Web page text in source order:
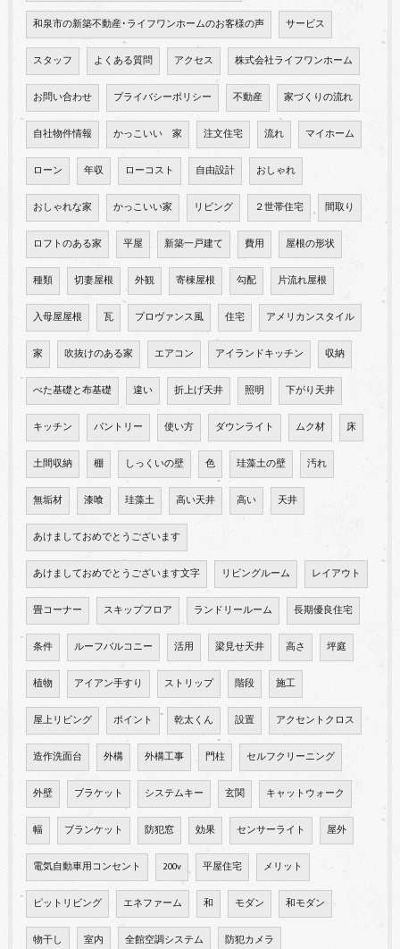
和泉市の新築不動産･ライフワンホームのお客様の声 サービス
スタッフ よくある質問 アクセス 株式会社ライフワンホーム
お問い合わせ プライバシーポリシー 不動産 家づくりの流れ
自社物件情報 かっこいい 家 注文住宅 流れ マイホーム
ローン 年収 ローコスト 自由設計 おしゃれ
おしゃれな家 かっこいい家 リビング ２世帯住宅 間取り
ロフトのある家 平屋 新築一戸建て 費用 屋根の形状
種類 切妻屋根 外観 寄棟屋根 勾配 片流れ屋根
入母屋屋根 瓦 プロヴァンス風 住宅 アメリカンスタイル
家 吹抜けのある家 エアコン アイランドキッチン 収納
べた基礎と布基礎 違い 折上げ天井 照明 下がり天井
キッチン パントリー 使い方 ダウンライト ムク材 床
土間収納 棚 しっくいの壁 色 珪藻土の壁 汚れ
無垢材 漆喰 珪藻土 高い天井 高い 天井
あけましておめでとうございます
あけましておめでとうございます文字 リビングルーム レイアウト
畳コーナー スキップフロア ランドリールーム 長期優良住宅
条件 ルーフバルコニー 活用 梁見せ天井 高さ 坪庭
植物 アイアン手すり ストリップ 階段 施工
屋上リビング ポイント 乾太くん 設置 アクセントクロス
造作洗面台 外構 外構工事 門柱 セルフクリーニング
外壁 ブラケット システムキー 玄関 キャットウォーク
幅 ブランケット 防犯窓 効果 センサーライト 屋外
電気自動車用コンセント 200v 平屋住宅 メリット
ピットリビング エネファーム 和 モダン 和モダン
物干し 室内 全館空調システム 防犯カメラ